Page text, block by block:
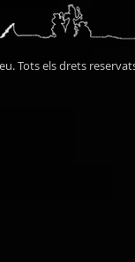
Tots els drets